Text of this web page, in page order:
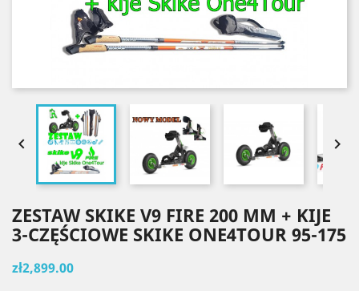
 
ZESTAW SKIKE V9 FIRE 200 MM + KIJE
3-CZĘŚCIOWE SKIKE ONE4TOUR 95-175
zł2,899.00